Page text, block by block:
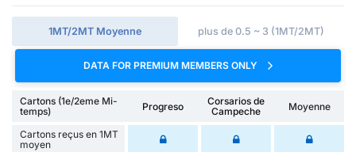
1MT/2MT Moyenne plus de 0.5 ~ 3 (1MT/2MT)
DATA FOR PREMIUM MEMBERS ONLY
Cartons (1e/2eme Mi-
temps)
Progreso
Corsarios de
Campeche
Moyenne
Cartons reçus en 1MT
moyen